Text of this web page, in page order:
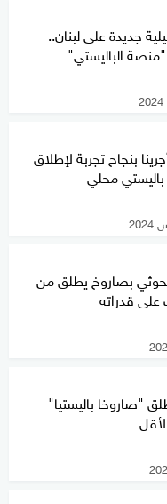
جديدة على لبنان..
الباليستي"
بنجاح تجربة لإطلاق
محلي
بصاروخ يطلق من
على قدراته
"صاروخا باليستيا"